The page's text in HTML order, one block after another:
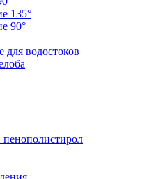
135°
90°
водостоков